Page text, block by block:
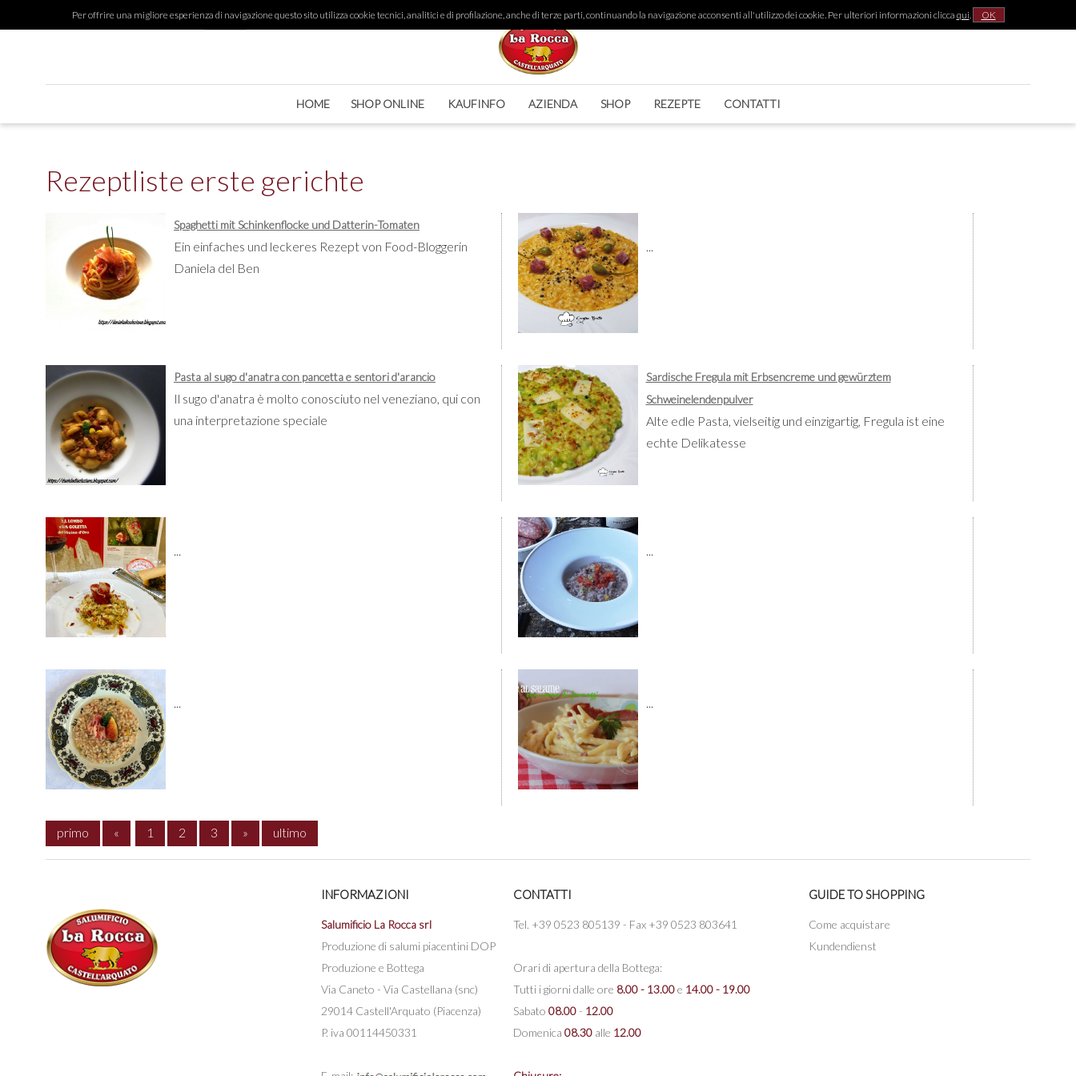
Per offrire una migliore esperienza di navigazione questo sito utilizza cookie tecnici, analitici e di profilazione, anche di terze parti, continuando la navigazione acconsenti all'utilizzo dei cookie. Per ulteriori informazioni clicca qui. OK
|
HOME SHOP ONLINE KAUFINFO AZIENDA SHOP REZEPTE CONTATTI
Rezeptliste erste gerichte
Spaghetti mit Schinkenflocke und Datterin-Tomaten
Ein einfaches und leckeres Rezept von Food-Bloggerin
Daniela del Ben
...
Pasta al sugo d'anatra con pancetta e sentori d'arancio
Il sugo d'anatra è molto conosciuto nel veneziano, qui con
una interpretazione speciale
Sardische Fregula mit Erbsencreme und gewürztem
Schweinelendenpulver
Alte edle Pasta, vielseitig und einzigartig, Fregula ist eine
echte Delikatesse
... ...
... ...
primo « 1 2 3 » ultimo
INFORMAZIONI
Salumificio La Rocca srl
Produzione di salumi piacentini DOP
Produzione e Bottega
Via Caneto - Via Castellana (snc)
29014 Castell'Arquato (Piacenza)
P. iva 00114450331
CONTATTI
Tel. +39 0523 805139 - Fax +39 0523 803641
Orari di apertura della Bottega:
Tutti i giorni dalle ore 8.00 - 13.00e 14.00 - 19.00
Sabato08.00- 12.00
Domenica08.30 alle 12.00
GUIDE TO SHOPPING
Come acquistare
Kundendienst